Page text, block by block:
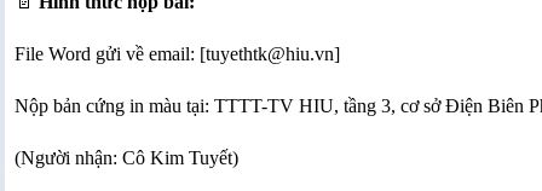
File Word gửi về email: [tuyethtk@hiu.vn]
Nộp bản cứng in màu tại: TTTT-TV HIU, tầng 3, cơ sở Điện Biên
(Người nhận: Cô Kim Tuyết)